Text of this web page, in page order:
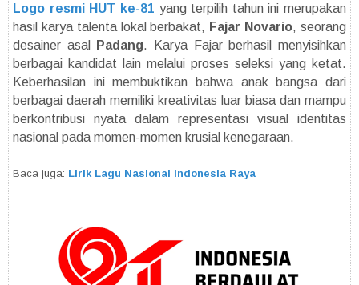
Logo resmi HUT ke-81 yang terpilih tahun ini merupakan
hasil karya talenta lokal berbakat, Fajar Novario, seorang
desainer asal
Padang. Karya Fajar berhasil menyisihkan
berbagai kandidat lain melalui proses seleksi yang ketat.
Keberhasilan ini membuktikan bahwa anak bangsa dari
berbagai daerah memiliki kreativitas luar biasa dan mampu
berkontribusi nyata dalam representasi visual identitas
nasional pada momen-momen krusial kenegaraan.
Baca juga: Lirik Lagu Nasional Indonesia Raya